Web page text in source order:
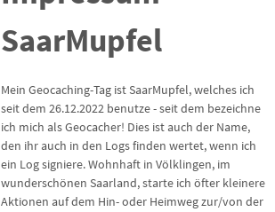
SaarMupfel
Mein Geocaching-Tag ist SaarMupfel, welches ich
seit dem 26.12.2022 benutze - seit dem bezeichne
ich mich als Geocacher! Dies ist auch der Name,
den ihr auch in den Logs finden wertet, wenn ich
ein Log signiere. Wohnhaft in Völklingen, im
wunderschönen Saarland, starte ich öfter kleinere
Aktionen auf dem Hin- oder Heimweg zur/von der